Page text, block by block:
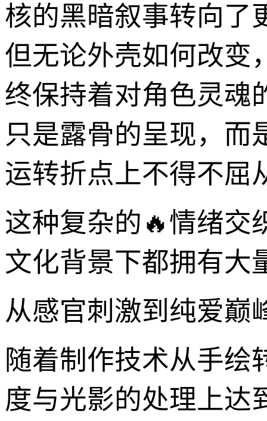
核的黑暗叙事转向了
但无论外壳如何改变
终保持着对角色灵魂
只是露骨的呈现，而
运转折点上不得不屈
这种复杂的🔥情绪交
文化背景下都拥有大
从感官刺激到纯爱巅
随着制作技术从手绘
度与光影的处理上达